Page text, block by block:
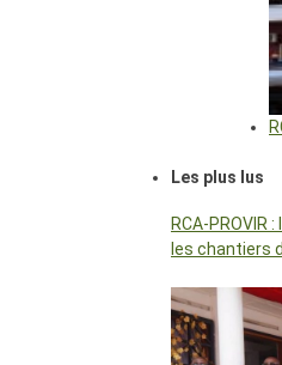
Les plus lus
RCA-
les chantiers